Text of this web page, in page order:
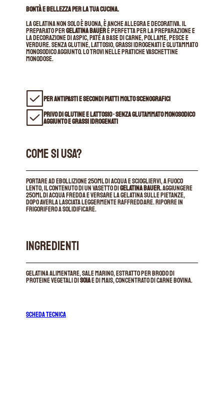
BONTÀ E BELLEZZA PER LA TUA CUCINA.
La gelatina non solo è buona, è anche allegra e decorativa. Il
preparato pergelatina bauerè perfetta per la preparazione e
la decorazione di aspic, paté a base di carne, pollame, pesce e
verdure. Senza glutine, lattosio, grassi idrogenati e glutammato
monosodico aggiunto. lo trovi nelle pratiche vaschettine
monodose.
PER ANTIPASTI E SECONDI PIATTI MOLTO SCENOGRAFICI
PRIVO DI GLUTINE E LATTOSIO • SENZA GLUTAMMATO MONOSODICO
AGGIUNTO E GRASSI IDROGENATI
COME SI USA?
Portare ad ebollizione 250ml di acqua e sciogliervi, a fuoco
lento, il contenuto di un vasetto digelatina bauer.Aggiungere
250ml di acqua fredda e versare la gelatina sulle pietanze,
dopo averla lasciata leggermente raffreddare. riporre in
frigorifero a solidificare.
INGREDIENTI
Gelatina alimentare, sale marino, estratto per brodo di
proteine vegetali disoiae di mais, concentrato di carne bovina.
SCHEDA TECNICA